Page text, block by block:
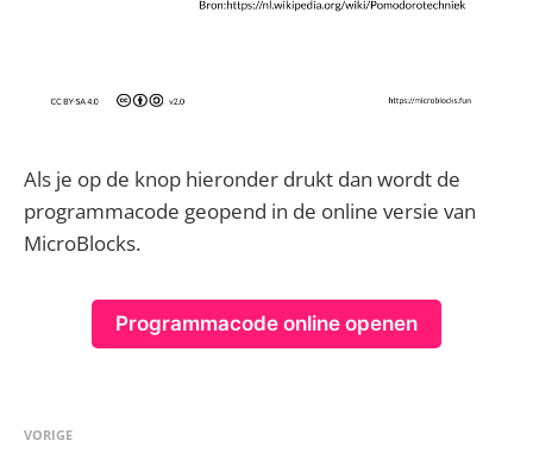
Als je op de knop hieronder drukt dan wordt de
programmacode geopend in de online versie van
MicroBlocks.
Programmacode online openen
VORIGE